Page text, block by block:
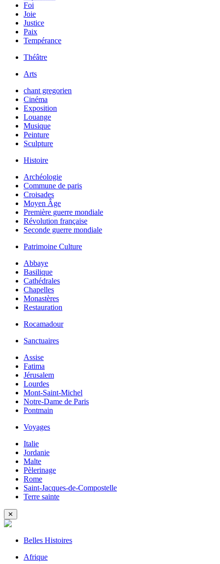
Foi
Joie
Justice
Paix
Tempérance
Théâtre
Arts
chant gregorien
Cinéma
Exposition
Louange
Musique
Peinture
Sculpture
Histoire
Archéologie
Commune de paris
Croisades
Moyen Âge
Première guerre mondiale
Révolution française
Seconde guerre mondiale
Patrimoine Culture
Abbaye
Basilique
Cathédrales
Chapelles
Monastères
Restauration
Rocamadour
Sanctuaires
Assise
Fatima
Jérusalem
Lourdes
Mont-Saint-Michel
Notre-Dame de Paris
Pontmain
Voyages
Italie
Jordanie
Malte
Pèlerinage
Rome
Saint-Jacques-de-Compostelle
Terre sainte
✕
Belles Histoires
Afrique